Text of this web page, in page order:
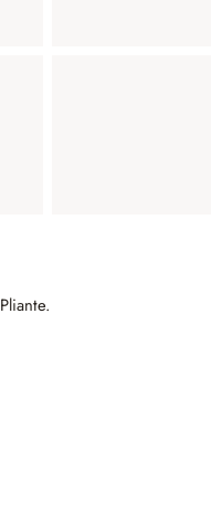
Pliante.